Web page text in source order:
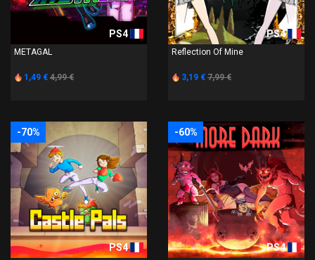
PS4
METAGAL
1,49 € 4,99 €
PS4
Reflection Of Mine
3,19 € 7,99 €
-70%
PS4
-60%
PS4